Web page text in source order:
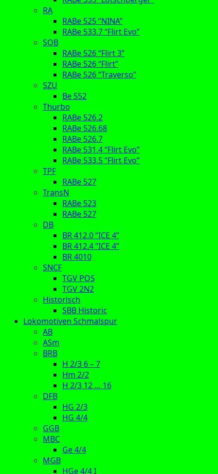
RA
RABe 525 “NINA”
RABe 533.7 “Flirt Evo”
SOB
RABe 526 “Flirt 3”
RABe 526 “Flirt”
RABe 526 “Traverso”
SZU
Be 552
Thurbo
RABe 526.2
RABe 526.68
RABe 526.7
RABe 531.4 “Flirt Evo”
RABe 533.5 “Flirt Evo”
TPF
RABe 527
TransN
RABe 523
RABe 527
DB
BR 412.0 “ICE 4”
BR 412.4 “ICE 4”
BR 4010
SNCF
TGV POS
TGV 2N2
Historisch
SBB Historic
Lokomotiven Schmalspur
AB
ASm
BRB
H 2/3 6 – 7
Hm 2/2
H 2/3 12 … 16
DFB
HG 2/3
HG 4/4
GGB
MBC
Ge 4/4
MGB
HGe 4/4 I